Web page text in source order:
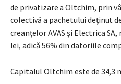
de privatizare a Oltchim, prin
colectivă a pachetului deţinut
creanţelor AVAS şi Electrica
lei, adică 56% din datoriile
Capitalul Oltchim este de 34,3